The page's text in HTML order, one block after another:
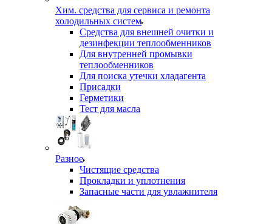
Хим. средства для сервиса и ремонта
холодильных систем
Средства для внешней очитки и
дезинфекции теплообменников
Для внутренней промывки
теплообменников
Для поиска утечки хладагента
Присадки
Герметики
Тест для масла
Разное
Чистящие средства
Прокладки и уплотнения
Запасные части для увлажнителя